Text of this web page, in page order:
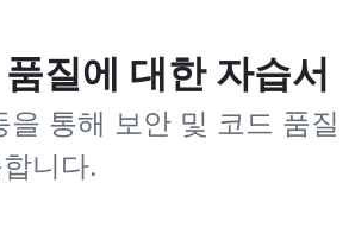
질에 대한 자습서
을 통해 보안 및 코드 품
니다.